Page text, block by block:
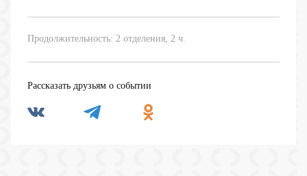
Продолжительность: 2 отделения, 2 ч.
Рассказать друзьям о событии